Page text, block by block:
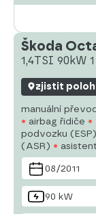
Škoda
1,4TSI 90kW
zjistit
manuální
airbag řidiče
podvozku (ESP)
(ASR)
zařízení
tempomat
08/2011
90 kW